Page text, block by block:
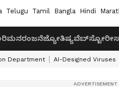
Telugu Tamil Bangla Hindi
ಮನರಂಜನೆಜ್ಯೋತಿಷ್ಯ
Department AI-Designed Viruses